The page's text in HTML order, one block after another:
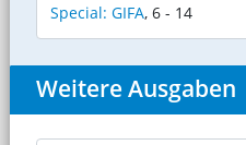
Special: GIFA, 6 - 14
Weitere Ausgaben